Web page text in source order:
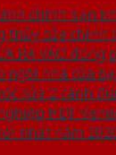
chính bạn
thủy cửa chính
RA VÀO
ngôi nhà của
cửa 2 cánh
HDF
nhất năm